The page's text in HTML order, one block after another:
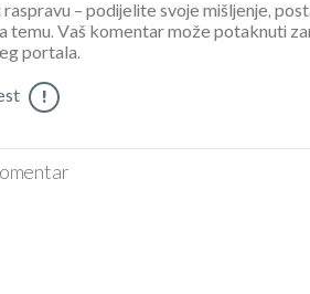
– podijelite svoje mišljenje,
temu. Vaš komentar može potaknuti
portala.
!